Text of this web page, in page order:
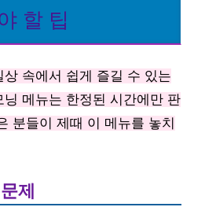
할 팁
속에서 쉽게 즐길 수 있는
메뉴는 한정된 시간에만 판
분들이 제때 이 메뉴를 놓치
제